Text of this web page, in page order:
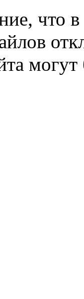
что в